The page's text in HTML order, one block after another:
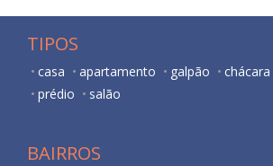
TIPOS
casa apartamento galpão chácara
prédio
salão
BAIRROS